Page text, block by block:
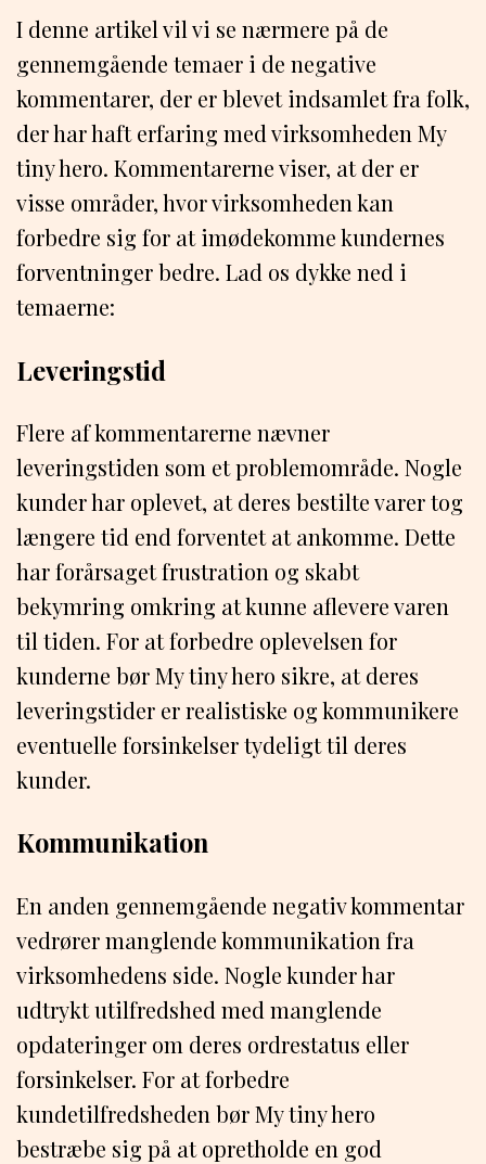
I denne artikel vil vi se nærmere på de
gennemgående temaer i de negative
kommentarer, der er blevet indsamlet fra folk,
der har haft erfaring med virksomheden My
tiny hero. Kommentarerne viser, at der er
visse områder, hvor virksomheden kan
forbedre sig for at imødekomme kundernes
forventninger bedre. Lad os dykke ned i
temaerne:
Leveringstid
Flere af kommentarerne nævner
leveringstiden som et problemområde. Nogle
kunder har oplevet, at deres bestilte varer tog
længere tid end forventet at ankomme. Dette
har forårsaget frustration og skabt
bekymring omkring at kunne aflevere varen
til tiden. For at forbedre oplevelsen for
kunderne bør My tiny hero sikre, at deres
leveringstider er realistiske og kommunikere
eventuelle forsinkelser tydeligt til deres
kunder.
Kommunikation
En anden gennemgående negativ kommentar
vedrører manglende kommunikation fra
virksomhedens side. Nogle kunder har
udtrykt utilfredshed med manglende
opdateringer om deres ordrestatus eller
forsinkelser. For at forbedre
kundetilfredsheden bør My tiny hero
bestræbe sig på at opretholde en god